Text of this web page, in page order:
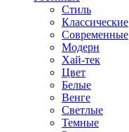
Стиль
Классические
Современные
Модерн
Хай-тек
Цвет
Белые
Венге
Светлые
Темные